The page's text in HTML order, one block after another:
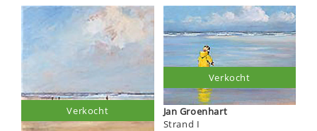
Verkocht
Jan Groenhart
Strand I
Verkocht